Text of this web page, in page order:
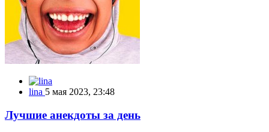
lina 5 мая 2023, 23:48
Лучшие анекдоты за день